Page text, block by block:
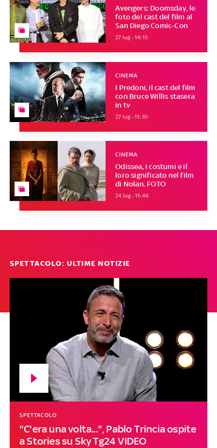
Avengers: Doomsday, le
foto del cast del film al
San Diego Comic-Con
27 lug - 14:15
I Predoni, il cast del film
con Bruce Willis stasera
in tv
CINEMA
27 lug - 11:30
Odissea, i costumi e il
loro significato nel film
di Nolan. FOTO
CINEMA
24 lug - 11:46
SPETTACOLO: ULTIME NOTIZIE
"C'era una volta...", Pablo Trincia ospite
a Stories su Sky Tg24 VIDEO
SPETTACOLO